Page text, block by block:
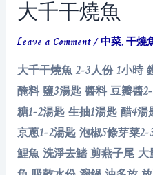
大千干燒魚
Leave a Comment/中菜,干燒
大千干燒魚 2-3人份 1小時
醃料 鹽3湯匙 醬料 豆瓣醬
糖1-2湯匙 生抽1湯匙 醋4
京蔥1-2湯匙 泡椒5條芽菜
鯉魚 洗淨去鰭 剪燕子尾